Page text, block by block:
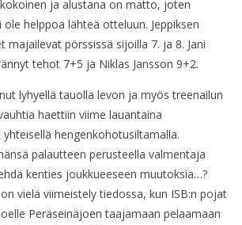
ja alustana on matto, joten
ole helppoa lähteä otteluun. Jeppiksen
majailevat pörssissä sijoilla 7. ja 8. Jani
tehot 7+5 ja Niklas Jansson 9+2.
lyhyellä tauolla levon ja myös treenailun
haettiin viime lauantaina
hengenkohotusiltamalla.
palautteen perusteella valmentaja
kenties joukkueeseen muutoksia…?
vielä viimeistely tiedossa, kun ISB:n pojat
Peräseinäjoen taajamaan pelaamaan